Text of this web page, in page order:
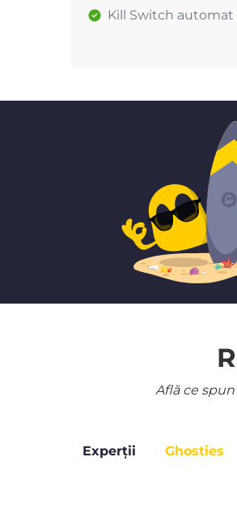
Kill Switch automat
Află ce
Experții Ghosties